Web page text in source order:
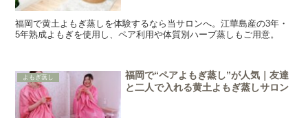
福岡で黄土よもぎ蒸しを体験するなら当サロンへ。江華島産の3年・
5年熟成よもぎを使用し、ペア利用や体質別ハーブ蒸しもご用意。
よもぎ蒸し
福岡で“ペアよもぎ蒸し”が人気｜友達
と二人で入れる黄土よもぎ蒸しサロン